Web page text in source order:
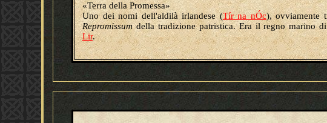
«Terra della Promessa»
Uno dei nomi dell'aldilà irlandese (Tír na nÓc), ovviamente
Repromissumdella tradizione patristica. Era il regno marino
Lir.